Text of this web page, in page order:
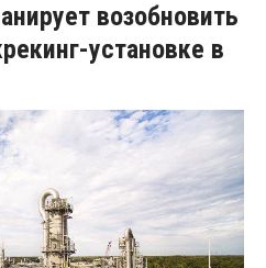
возобновить
установке в